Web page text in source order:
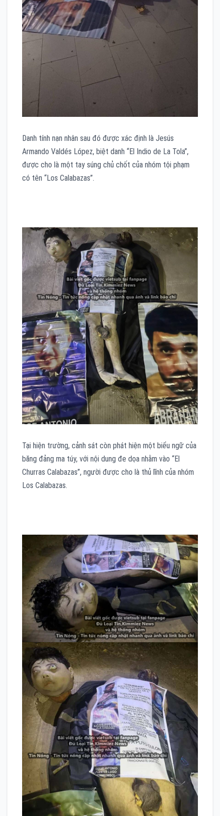
Danh tính nạn nhân sau đó được xác định là Jesús
Armando Valdés López, biệt danh “El Indio de La Tola”,
được cho là một tay súng chủ chốt của nhóm tội phạm
có tên “Los Calabazas”.
Tại hiện trường, cảnh sát còn phát hiện một biểu ngữ của
băng đảng ma túy, với nội dung đe dọa nhằm vào “El
Churras Calabazas”, người được cho là thủ lĩnh của nhóm
Los Calabazas.